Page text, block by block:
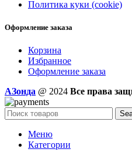
Политика куки (cookie)
Оформление заказа
Корзина
Избранное
Оформление заказа
AЗонда @ 2024 Все права
Меню
Категории